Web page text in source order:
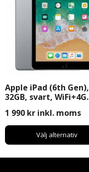
Apple iPad (6th Gen),
32GB, svart, WiFi+4G.
1 990 kr inkl. moms
Välj alternativ